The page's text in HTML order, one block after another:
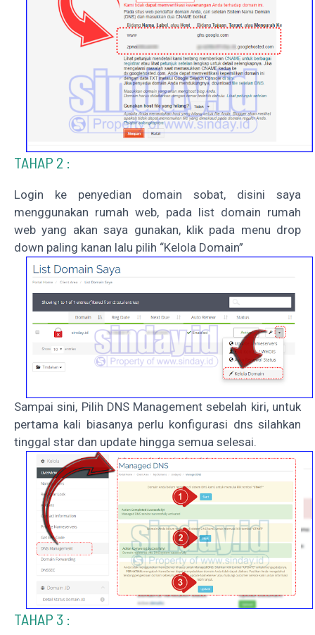
TAHAP 2 :
Login ke penyedian domain sobat, disini saya
menggunakan rumah web, pada list domain rumah
web yang akan saya gunakan, klik pada menu drop
down paling kanan lalu pilih “Kelola Domain”
Sampai sini, Pilih DNS Management sebelah kiri, untuk
pertama kali biasanya perlu konfigurasi dns silahkan
tinggal star dan update hingga semua selesai.
TAHAP 3 :